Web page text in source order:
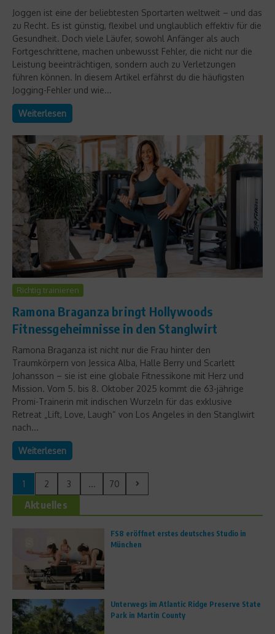
Joggen ist eine der beliebtesten Sportarten weltweit – und das
zu Recht. Es ist günstig, flexibel und unglaublich effektiv für die
Gesundheit. Doch viele Läufer, sowohl Anfänger als auch
Fortgeschrittene, machen unbewusst Fehler, die nicht nur die
Leistung beeinträchtigen, sondern auch zu Verletzungen
führen können. In diesem Artikel erfährst du die häufigsten
Jogging-Fehler und wie...
Weiterlesen
Richtig trainieren
Ramona Braganza bringt Hollywoods
Fitnessgeheimnisse in den Stanglwirt
Ramona Braganza ist nicht nur die Frau hinter den
Traumkörpern von Jessica Alba, Halle Berry und Scarlett
Johansson – sie ist eine globale Fitnessikone mit Herz und
Mission. Vom 5. bis 8. Oktober 2025 kommt die 63-jährige
Promi-Trainerin mit indischen Wurzeln für das exklusive
Retreat „Lift, Love, Laugh“ von Los Angeles in den Stanglwirt
nach...
Weiterlesen
1 2 3 ... 70
Aktuelles
FS8 eröffnet erstes deutsches Studio in
München
Unterwegs im Atlantic Ridge Preserve State
Park in Martin County